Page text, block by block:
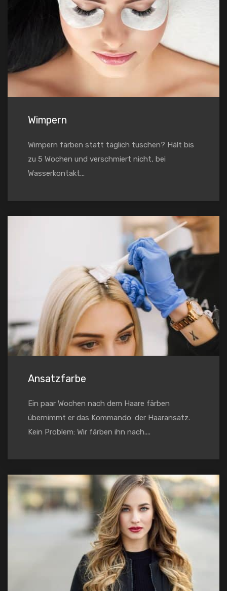
Wimpern
Wimpern färben statt täglich tuschen? Hält bis
zu 5 Wochen und verschmiert nicht, bei
Wasserkontakt...
Ansatzfarbe
Ein paar Wochen nach dem Haare färben
übernimmt er das Kommando: der Haaransatz.
Kein Problem: Wir färben ihn nach....